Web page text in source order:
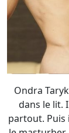
Ondra
dans le
partout.
le
à corps
tréfonds
-